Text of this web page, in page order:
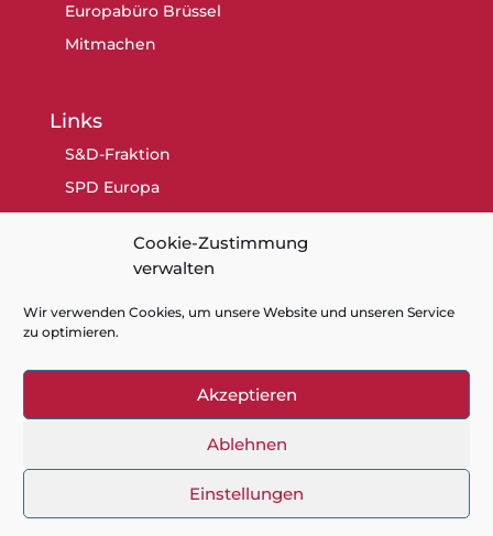
Cookie-Zustimmung
verwalten
Wir verwenden Cookies, um unsere Website und unseren Service
zu optimieren.
Akzeptieren
Ablehnen
Einstellungen
Europabüro Brüssel
Mitmachen
Links
S&D-Fraktion
SPD Europa
Datenschutz
Cookie-Richtlinie (EU)
Gaby Bischoff - Mitglied des Europaparlaments